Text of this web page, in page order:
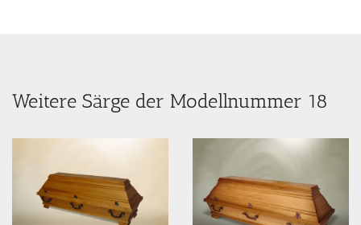
Weitere Särge der Modellnummer 18